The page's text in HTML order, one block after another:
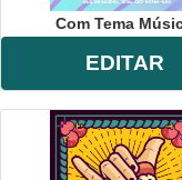
Com Tema
EDITAR